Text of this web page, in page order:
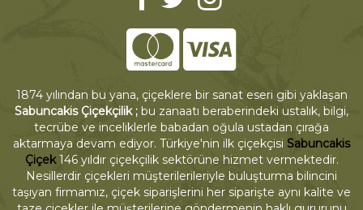
1874 yılından bu yana, çiçeklere bir sanat eseri gibi yaklaşan
Sabuncakis Çiçekçilik ; bu zanaatı beraberindeki ustalık, bilgi,
tecrübe ve inceliklerle babadan oğula ustadan çırağa
aktarmaya devam ediyor. Türkiye'nin ilk çiçekçisi Sabuncakis
Çiçek146 yıldır çiçekçilik sektörüne hizmet vermektedir.
Nesillerdir çiçekleri müşterilerileriyle buluşturma bilincini
taşıyan firmamız, çiçek siparişlerini her siparişte aynı kalite ve